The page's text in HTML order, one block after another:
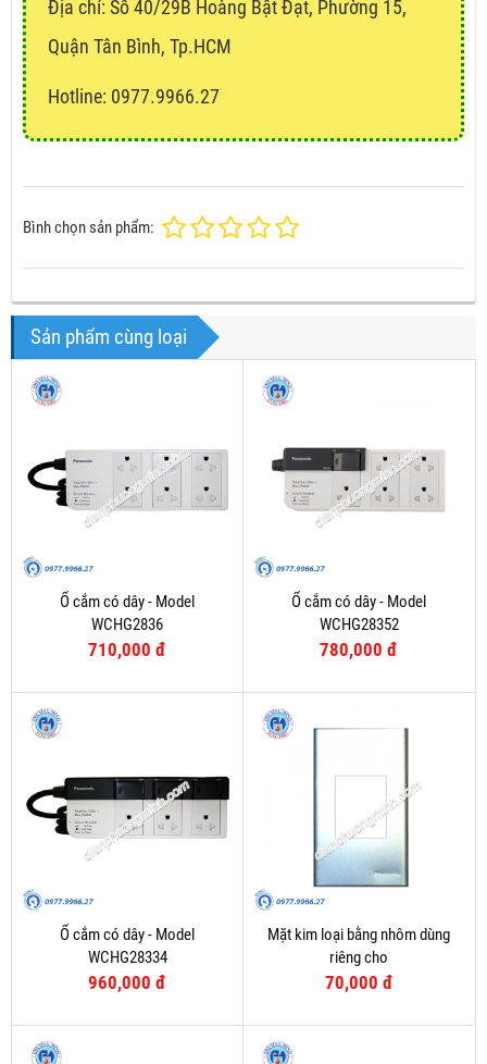
Địa chỉ: Số 40/29B Hoàng Bật Đạt, Phường 15,
Quận Tân Bình, Tp.HCM
Hotline: 0977.9966.27
Bình chọn sản phẩm:
Sản phẩm cùng loại
Ổ cắm có dây - Model
WCHG2836
710,000 đ
Ổ cắm có dây - Model
WCHG28352
780,000 đ
Ổ cắm có dây - Model
WCHG28334
960,000 đ
Mặt kim loại bằng nhôm dùng
riêng cho
WEV1181SW/WEV1191SW/2P
70,000 đ